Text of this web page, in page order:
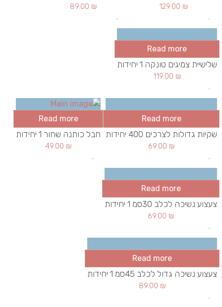
129.00 ₪
89.00 ₪
Read more
שלישיית צמיגים טונקה 1 יחידות
119.00 ₪
Read more
שקיות גדולות לצרכים 400 יחידות
69.00 ₪
Read more
חבל כותנה שחור 1 יחידות
49.00 ₪
Read more
צעצוע נשיכה לכלב 30סמ 1 יחידות
69.00 ₪
Read more
צעצוע נשיכה גדול לכלב 45סמ 1 יחידות
89.00 ₪